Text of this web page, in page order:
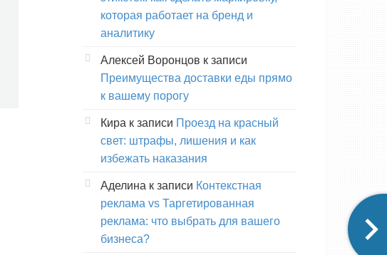
которая работает на бренд и
аналитику
Алексей Воронцов к записи
Преимущества доставки еды прямо
к вашему порогу
Кира к записи Проезд на красный
свет: штрафы, лишения и как
избежать наказания
Аделина к записи Контекстная
реклама vs Таргетированная
реклама: что выбрать для вашего
бизнеса?